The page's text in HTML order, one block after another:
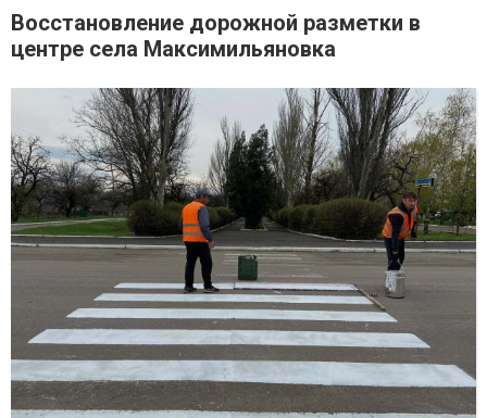
Восстановление дорожной разметки в
центре села Максимильяновка